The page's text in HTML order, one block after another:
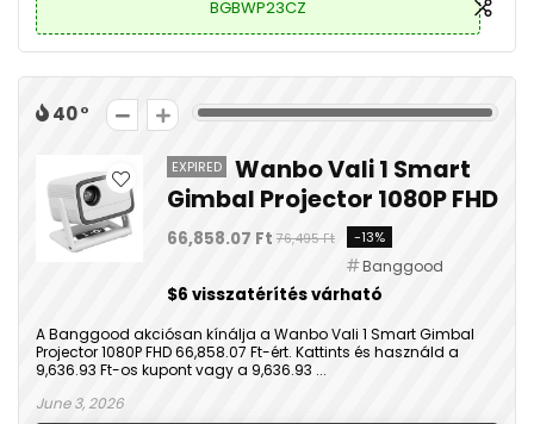
BGBWP23CZ
40
EXPIRED
Wanbo Vali 1 Smart
Gimbal Projector 1080P FHD
66,858.07 Ft 76,495 Ft -13%
Banggood
$6 visszatérítés várható
A Banggood akciósan kínálja a Wanbo Vali 1 Smart Gimbal
Projector 1080P FHD 66,858.07 Ft-ért. Kattints és használd a
9,636.93 Ft-os kupont vagy a 9,636.93 ...
June 3, 2026